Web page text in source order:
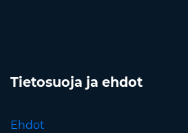
Tietosuoja ja ehdot
Ehdot